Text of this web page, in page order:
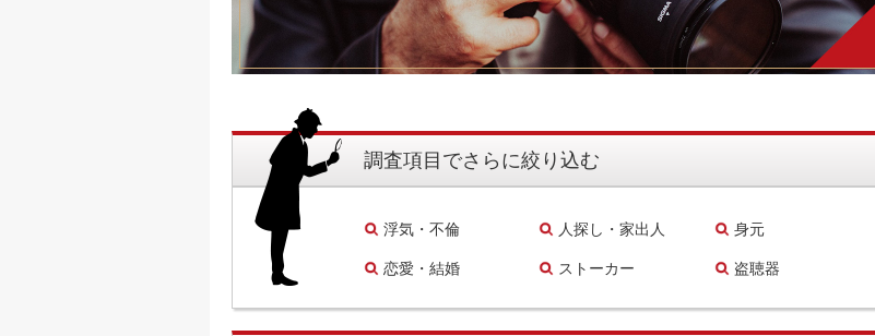
調査項目でさらに絞り込む
浮気・不倫 人探し・家出人 身元
恋愛・結婚 ストーカー 盗聴器